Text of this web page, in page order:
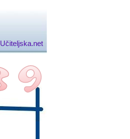
Učiteljska.net